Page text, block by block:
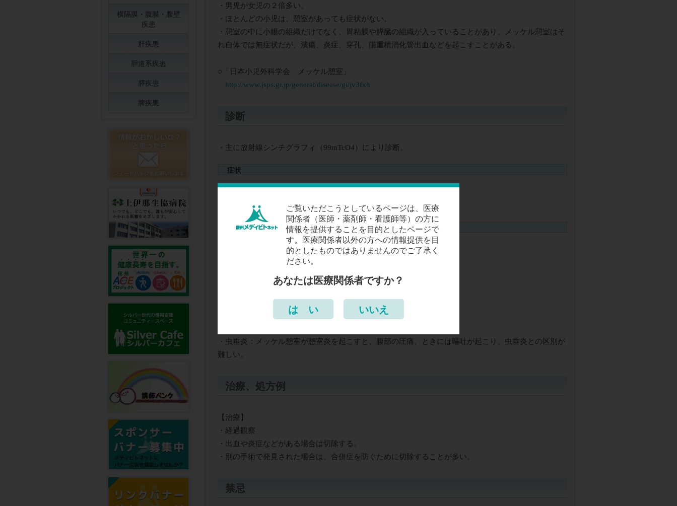
・男児が女児の２倍多い。
・ほとんどの小児は、憩室があっても症状がない。
・憩室の中に小腸の組織だけでなく、胃粘膜や膵臓の組織が入っていることがあり、メッケル憩室はそ
れ自体では無症状だが、潰瘍、炎症、穿孔、腸重積消化管出血などを起こすことがある。
○ 「日本小児外科学会 メッケル憩室」
http://www.jsps.gr.jp/general/disease/gi/jv3fxh
診断
・主に放射線シンチグラフィ（99mTcO4）により診断。
症状
・痛みのない出血（５歳未満の小児に多い）
検査
・放射線シンチグラフィ
・小腸内視鏡検査
・内視鏡的逆行性回腸造影
・虫垂炎：メッケル憩室が憩室炎を起こすと、腹部の圧痛、ときには嘔吐が起こり、虫垂炎との区別が
難しい。
治療、処方例
【治療】
・経過観察
・出血や炎症などがある場合は切除する。
・別の手術で発見された場合は、合併症を防ぐために切除することが多い。
禁忌
横隔膜・腹膜・腹壁
疾患
肝疾患
胆道系疾患
膵疾患
脾疾患
ご覧いただこうとしているページは、医療
関係者（医師・薬剤師・看護師等）の方に
情報を提供することを目的としたページで
す。医療関係者以外の方への情報提供を目
的としたものではありませんのでご了承く
ださい。
あなたは医療関係者ですか？
は い
いいえ